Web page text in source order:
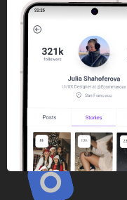
Переходи в
скачивай
Stories
или Telegram-
Быстро, просто